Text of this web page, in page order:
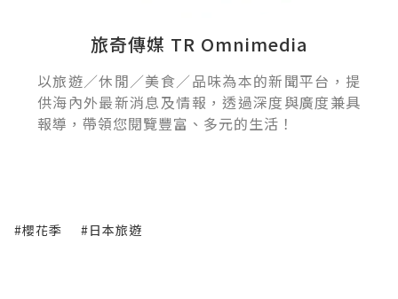
旅奇傳媒 TR Omnimedia
以旅遊／休閒／美食／品味為本的新聞平台，提
供海內外最新消息及情報，透過深度與廣度兼具
報導，帶領您閱覽豐富、多元的生活！
#櫻花季 #日本旅遊